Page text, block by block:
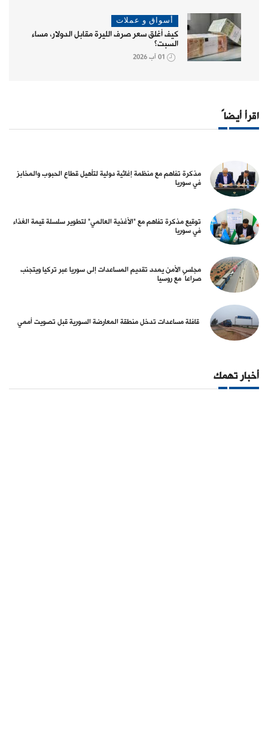
أسواق و عملات
كيف أغلق سعر صرف الليرة مقابل الدولار، مساء
السبت؟
01 آب 2026
اقرأ أيضاً
مذكرة تفاهم مع منظمة إغاثية دولية لتأهيل قطاع الحبوب والمخابز
في سوريا
توقيع مذكرة تفاهم مع "الأغذية العالمي" لتطوير سلسلة قيمة الغذاء
في سوريا
مجلس الأمن يمدد تقديم المساعدات إلى سوريا عبر تركيا ويتجنب
صراعاً مع روسيا
قافلة مساعدات تدخل منطقة المعارضة السورية قبل تصويت أممي
أخبار تهمك